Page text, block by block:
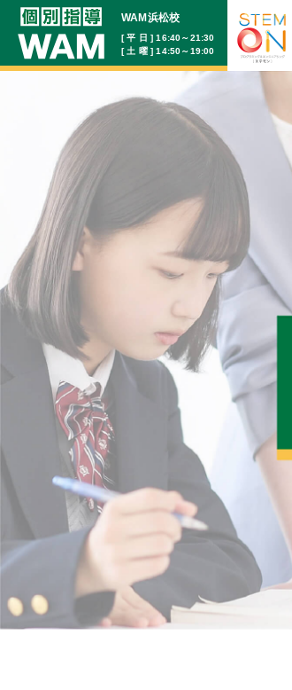
WAM浜松校
[ 平 日 ] 16:40～21:30
[ 土 曜 ] 14:50～19:00